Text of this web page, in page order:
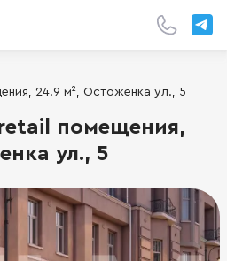
24.9 м², Остоженка ул., 5
помещения,
ул., 5